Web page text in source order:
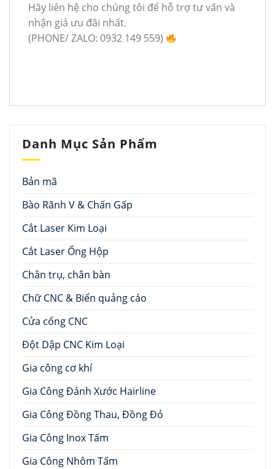
Danh Mục Sản Phẩm
Bản mã
Bào Rãnh V & Chấn Gấp
Cắt Laser Kim Loại
Cắt Laser Ống Hộp
Chân trụ, chân bàn
Chữ CNC & Biển quảng cáo
Cửa cổng CNC
Đột Dập CNC Kim Loại
Gia công cơ khí
Gia Công Đánh Xước Hairline
Gia Công Đồng Thau, Đồng Đỏ
Gia Công Inox Tấm
Gia Công Nhôm Tấm
Hãy liên hệ cho chúng tôi để hỗ trợ tư vấn và
nhận giá ưu đãi nhất.
(PHONE/ ZALO: 0932 149 559)